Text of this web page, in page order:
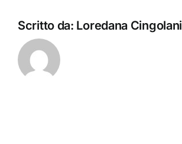
Scritto da: Loredana Cingolani